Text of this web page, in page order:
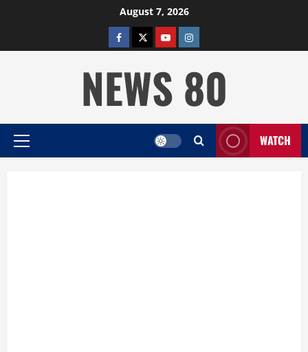
August 7, 2026
facebooktwitterYOUTUBE
instagram
NEWS 80
Primary
WATCH